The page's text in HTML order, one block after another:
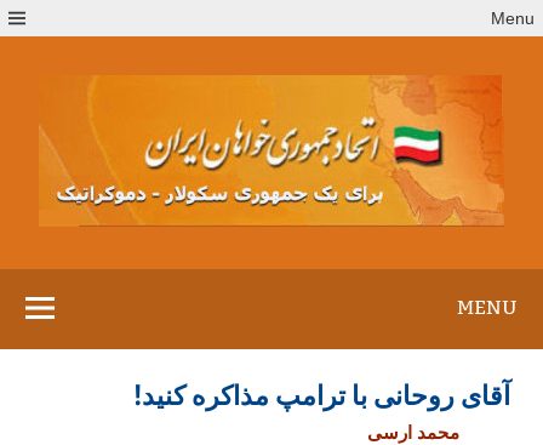
to
Menu
MENU
آقای روحانی با ترامپ مذاکره کنید!‏
محمد ارسی